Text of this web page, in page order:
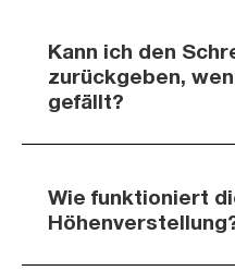
Kann ich den
zurückgeben,
gefällt?
Wie funktioniert